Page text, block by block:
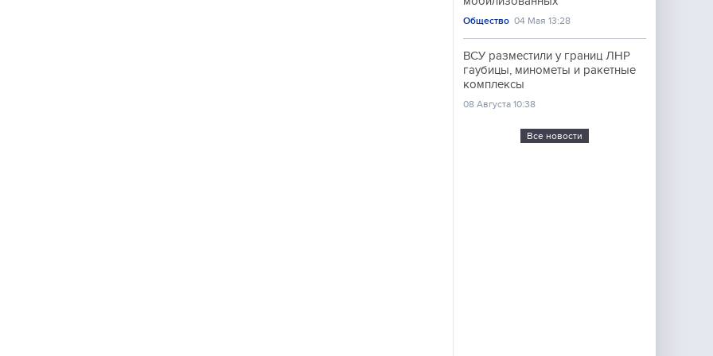
Общество 04 Мая 13:28
ВСУ разместили у границ ЛНР
гаубицы, минометы и ракетные
комплексы
08 Августа 10:38
Все новости